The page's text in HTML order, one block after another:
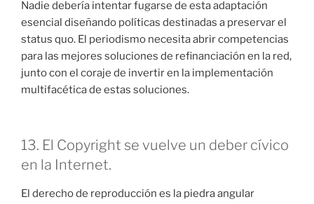
Nadie debería intentar fugarse de esta adaptación
esencial diseñando políticas destinadas a preservar el
status quo. El periodismo necesita abrir competencias
para las mejores soluciones de refinanciación en la red,
junto con el coraje de invertir en la implementación
multifacética de estas soluciones.
13. El Copyright se vuelve un deber cívico
en la Internet.
El derecho de reproducción es la piedra angular